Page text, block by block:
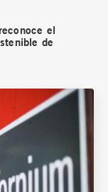
el
de